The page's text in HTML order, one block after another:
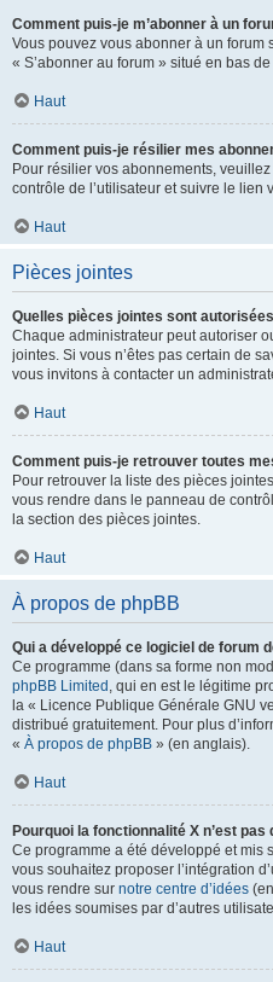
Comment puis-je m’abonner à un
Vous pouvez vous abonner à un forum
« S’abonner au forum » situé en bas
Haut
Comment puis-je résilier mes
Pour résilier vos abonnements,
contrôle de l’utilisateur et suivre le lien
Haut
Pièces jointes
Quelles pièces jointes sont
Chaque administrateur peut autoriser
jointes. Si vous n’êtes pas certain de
vous invitons à contacter un
Haut
Comment puis-je retrouver toutes
Pour retrouver la liste des pièces
vous rendre dans le panneau de
la section des pièces jointes.
Haut
À propos de phpBB
Qui a développé ce logiciel de forum
Ce programme (dans sa forme non
phpBB Limited , qui en est le légitime
la « Licence Publique Générale GNU
distribué gratuitement. Pour plus
« À propos de phpBB » (en anglais).
Haut
Pourquoi la fonctionnalité X n’est pas
Ce programme a été développé et mis
vous souhaitez proposer l’intégration
vous rendre sur notre centre d’idées
les idées soumises par d’autres
Haut